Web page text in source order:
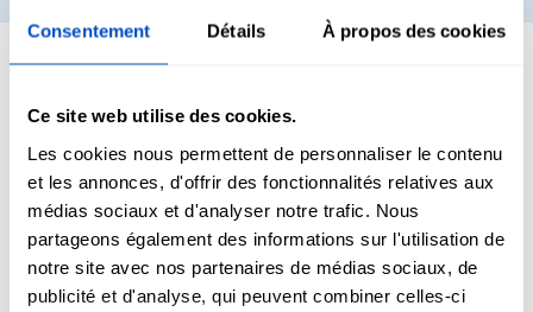
Consentement Détails À propos des cookies
Ce site web utilise des cookies.
Les cookies nous permettent de personnaliser le contenu
et les annonces, d'offrir des fonctionnalités relatives aux
médias sociaux et d'analyser notre trafic. Nous
partageons également des informations sur l'utilisation de
notre site avec nos partenaires de médias sociaux, de
publicité et d'analyse, qui peuvent combiner celles-ci
Foire aux questions sur les
écussons de moral
Pouvez-vous créer des patchs personnalisés
à partir de mon design ?